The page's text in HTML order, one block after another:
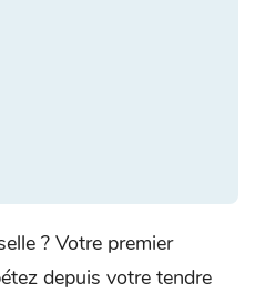
? Votre premier
depuis votre tendre